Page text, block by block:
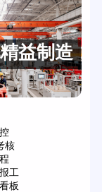
益制造
核
工
板